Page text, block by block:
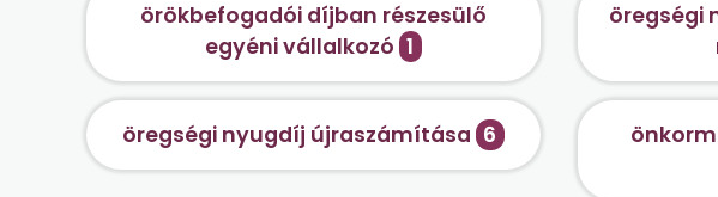
örökbefogadói díjban részesülő
egyéni vállalkozó 1
öregségi
öregségi nyugdíj újraszámítása 6